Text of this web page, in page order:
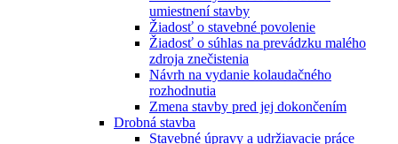
umiestnení stavby
Žiadosť o stavebné povolenie
Žiadosť o súhlas na prevádzku malého
zdroja znečistenia
Návrh na vydanie kolaudačného
rozhodnutia
Zmena stavby pred jej dokončením
Drobná stavba
Stavebné úpravy a udržiavacie práce